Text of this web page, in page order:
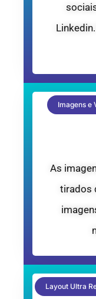
Imagens e
As
tirados
Layout Ultra